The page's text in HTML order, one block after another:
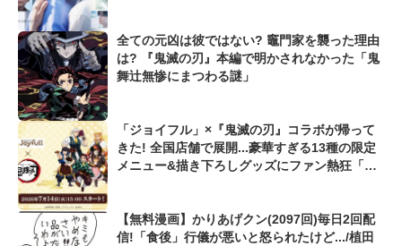
全ての元凶は彼ではない? 竈門家を襲った理由
は? 『鬼滅の刃』本編で明かされなかった「鬼
舞辻無惨にまつわる謎」
「ジョイフル」×『鬼滅の刃』コラボが帰って
きた! 全国店舗で展開...豪華すぎる13種の限定
メニュー&描き下ろしグッズにファン熱狂「毎
【無料漫画】かりあげクン(2097回)毎日2回配
信!「食後」行儀が悪いと怒られたけど.../植田